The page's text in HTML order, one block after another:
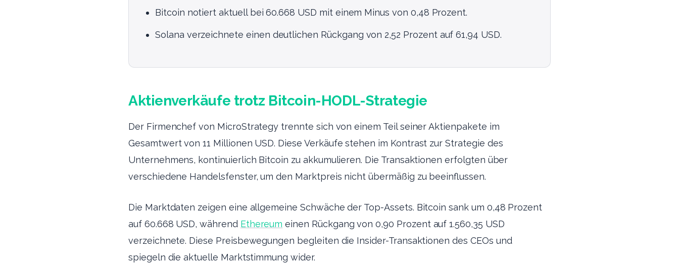
Bitcoin notiert aktuell bei 60.668 USD mit einem Minus von 0,48 Prozent.
Solana verzeichnete einen deutlichen Rückgang von 2,52 Prozent auf 61,94 USD.
Aktienverkäufe trotz Bitcoin-HODL-Strategie
Der Firmenchef von MicroStrategy trennte sich von einem Teil seiner Aktienpakete im
Gesamtwert von 11 Millionen USD. Diese Verkäufe stehen im Kontrast zur Strategie des
Unternehmens, kontinuierlich Bitcoin zu akkumulieren. Die Transaktionen erfolgten über
verschiedene Handelsfenster, um den Marktpreis nicht übermäßig zu beeinflussen.
Die Marktdaten zeigen eine allgemeine Schwäche der Top-Assets. Bitcoin sank um 0,48 Prozent
auf 60.668 USD, während Ethereum einen Rückgang von 0,90 Prozent auf 1.560,35 USD
verzeichnete. Diese Preisbewegungen begleiten die Insider-Transaktionen des CEOs und
spiegeln die aktuelle Marktstimmung wider.